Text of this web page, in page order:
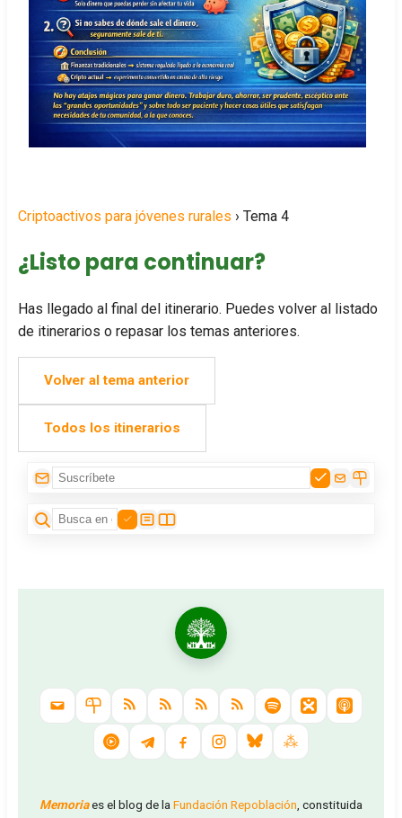
Criptoactivos para jóvenes rurales › Tema 4
¿Listo para continuar?
Has llegado al final del itinerario. Puedes volver al listado
de itinerarios o repasar los temas anteriores.
Volver al tema anterior
Todos los itinerarios
Memoriaes el blog de la Fundación Repoblación , constituida